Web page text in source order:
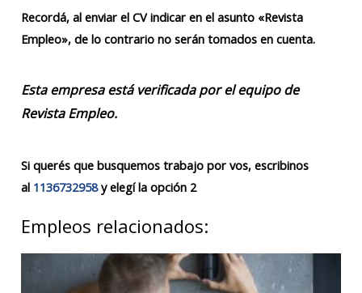
Recordá, al enviar el CV indicar en el asunto «Revista
Empleo», de lo contrario no serán tomados en cuenta.
Esta empresa está verificada por el equipo de
Revista Empleo.
Si querés que busquemos trabajo por vos, escribinos
al 1136732958y elegí la opción 2
Empleos relacionados: